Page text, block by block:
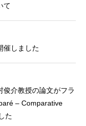
て
催しました
俊介教授の論文がフラ
– Comparative
た